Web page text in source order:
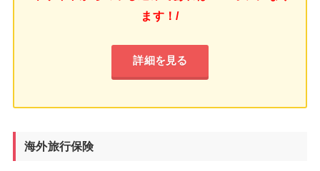
ます！/
詳細を見る
海外旅行保険